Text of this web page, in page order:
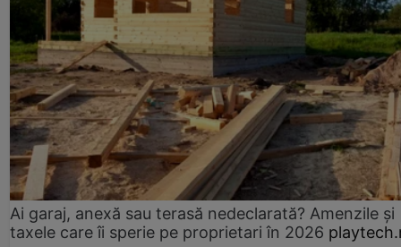
Ai garaj, anexă sau terasă nedeclarată? Amenzile și
taxele care îi sperie pe proprietari în 2026